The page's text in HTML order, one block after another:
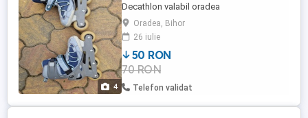
4
Decathlon valabil oradea
Oradea, Bihor
26 iulie
50 RON
70 RON
Telefon validat